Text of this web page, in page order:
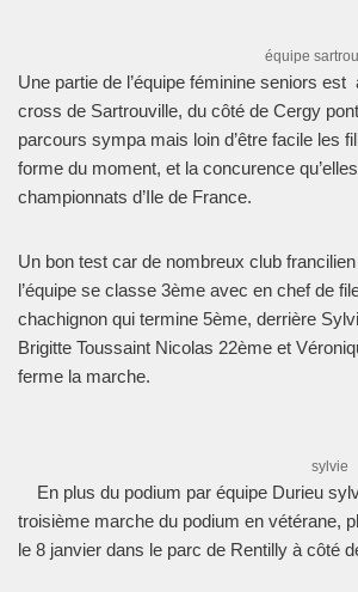
équipe
Une partie de l’équipe féminine seniors est
cross de Sartrouville, du côté de Cergy
parcours sympa mais loin d’être facile les
forme du moment, et la concurence
championnats d’Ile de France.
Un bon test car de nombreux club
l’équipe se classe 3ème avec en chef de
chachignon qui termine 5ème, derrière
Brigitte Toussaint Nicolas 22ème et
ferme la marche.
sylvie
En plus du podium par équipe Durieu
troisième marche du podium en vétérane,
le 8 janvier dans le parc de Rentilly à côté